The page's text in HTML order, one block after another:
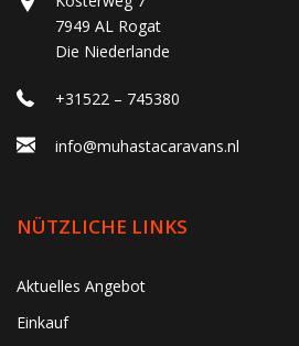
7949 AL Rogat
Die Niederlande
+31522 – 745380
info@muhastacaravans.nl
NÜTZLICHE LINKS
Aktuelles Angebot
Einkauf